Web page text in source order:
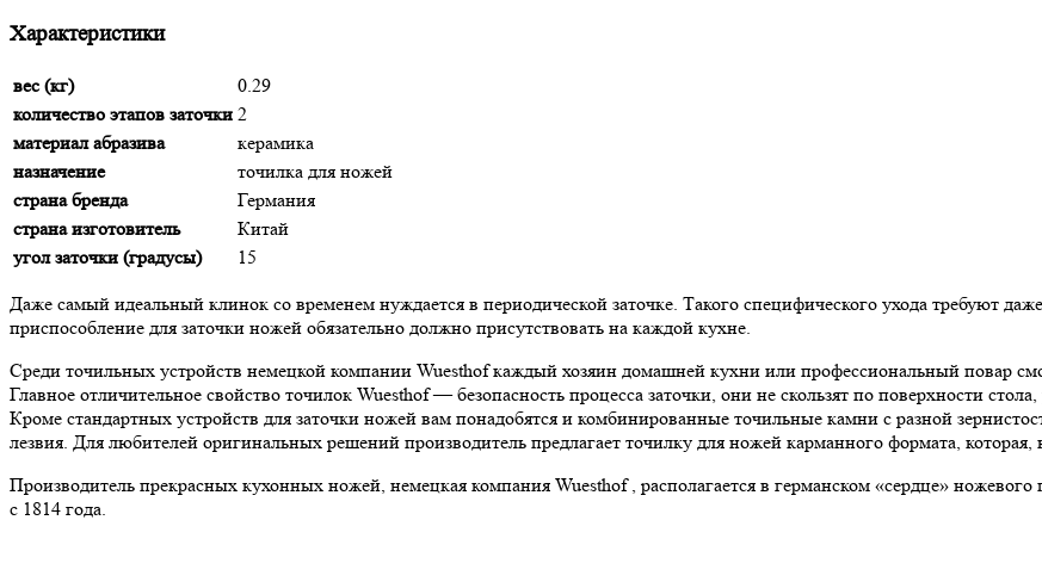
Характеристики
вес (кг)
0.29
количество этапов заточки 2
материал абразива
керамика
назначение
точилка для ножей
страна бренда
Германия
страна изготовитель
Китай
угол заточки (градусы)
15
Даже самый идеальный клинок со временем нуждается в периодической заточке. Такого специфического ухода требуют
приспособление для заточки ножей обязательно должно присутствовать на каждой кухне.
Среди точильных устройств немецкой компании Wuesthof каждый хозяин домашней кухни или профессиональный повар
Главное отличительное свойство точилок Wuesthof — безопасность процесса заточки, они не скользят по поверхности
Кроме стандартных устройств для заточки ножей вам понадобятся и комбинированные точильные камни с разной
лезвия. Для любителей оригинальных решений производитель предлагает точилку для ножей карманного формата,
Производитель прекрасных кухонных ножей, немецкая компания Wuesthof , располагается в германском «сердце»
с 1814 года.